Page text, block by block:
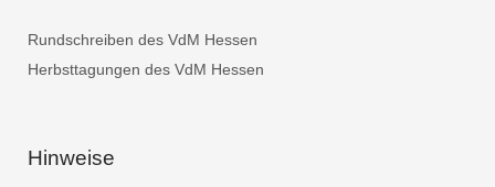
Rundschreiben des VdM Hessen
Herbsttagungen des VdM Hessen
Hinweise